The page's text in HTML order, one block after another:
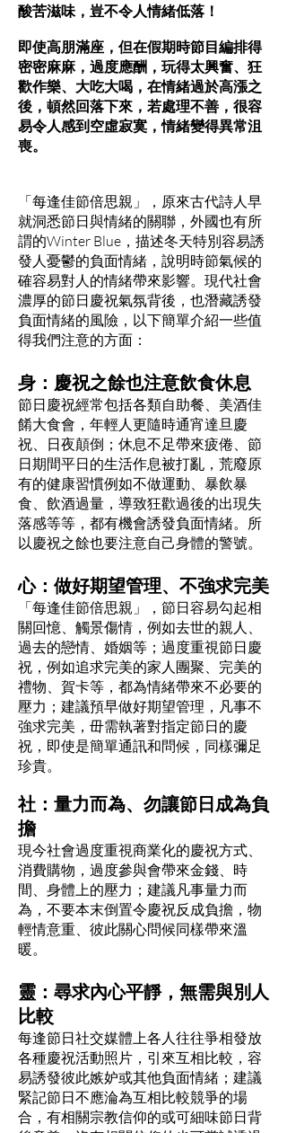
酸苦滋味，豈不令人情緒低落！
即使高朋滿座，但在假期時節目編排得
密密麻麻，過度應酬，玩得太興奮、狂
歡作樂、大吃大喝，在情緒過於高漲之
後，頓然回落下來，若處理不善，很容
易令人感到空虛寂寞，情緒變得異常沮
喪。
「每逢佳節倍思親」，原來古代詩人早
就洞悉節日與情緒的關聯，外國也有所
謂的Winter Blue，描述冬天特別容易誘
發人憂鬱的負面情緒，說明時節氣候的
確容易對人的情緒帶來影響。現代社會
濃厚的節日慶祝氣氛背後，也潛藏誘發
負面情緒的風險，以下簡單介紹一些值
得我們注意的方面：
身：慶祝之餘也注意飲食休息
節日慶祝經常包括各類自助餐、美酒佳
餚大食會，年輕人更隨時通宵達旦慶
祝、日夜顛倒；休息不足帶來疲倦、節
日期間平日的生活作息被打亂，荒廢原
有的健康習慣例如不做運動、暴飲暴
食、飲酒過量，導致狂歡過後的出現失
落感等等，都有機會誘發負面情緒。所
以慶祝之餘也要注意自己身體的警號。
心：做好期望管理、不強求完美
「每逢佳節倍思親」，節日容易勾起相
關回憶、觸景傷情，例如去世的親人、
過去的戀情、婚姻等；過度重視節日慶
祝，例如追求完美的家人團聚、完美的
禮物、賀卡等，都為情緒帶來不必要的
壓力；建議預早做好期望管理，凡事不
強求完美，毌需執著對指定節日的慶
祝，即使是簡單通訊和問候，同樣彌足
珍貴。
社：量力而為、勿讓節日成為負
擔
現今社會過度重視商業化的慶祝方式、
消費購物，過度參與會帶來金錢、時
間、身體上的壓力；建議凡事量力而
為，不要本末倒置令慶祝反成負擔，物
輕情意重、彼此關心問候同樣帶來溫
暖。
靈：尋求內心平靜，無需與別人
比較
每逢節日社交媒體上各人往往爭相發放
各種慶祝活動照片，引來互相比較，容
易誘發彼此嫉妒或其他負面情緒；建議
緊記節日不應淪為互相比較競爭的場
合，有相關宗教信仰的或可細味節日背